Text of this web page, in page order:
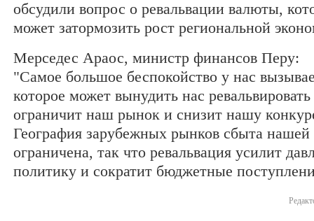
обсудили вопрос о ревальвации валюты,
может затормозить рост региональной
Мерседес Араос, министр финансов Перу:
"Самое большое беспокойство у нас
которое может вынудить нас
ограничит наш рынок и снизит нашу
География зарубежных рынков сбыта
ограничена, так что ревальвация усилит
политику и сократит бюджетные